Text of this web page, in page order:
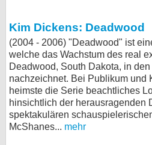
Kim Dickens: Deadwood
(2004 - 2006) "Deadwood" ist
welche das Wachstum des real
Deadwood, South Dakota, in
nachzeichnet. Bei Publikum und
heimste die Serie beachtliches
hinsichtlich der herausragenden
spektakulären
McShanes... mehr